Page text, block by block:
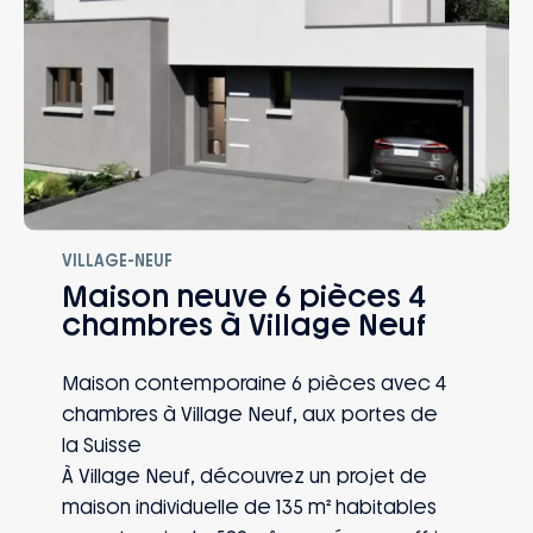
VILLAGE-NEUF
Maison neuve 6 pièces 4
chambres à Village Neuf
Maison contemporaine 6 pièces avec 4
chambres à Village Neuf, aux portes de
la Suisse
À Village Neuf, découvrez un projet de
maison individuelle de 135 m² habitables